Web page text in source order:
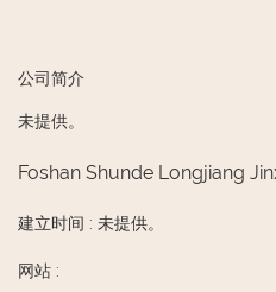
公司简介
未提供。
Foshan Shunde Longjiang
建立时间 : 未提供。
网站 :